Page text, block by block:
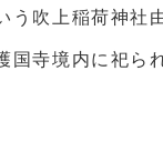
う吹上稲荷神社
寺境内に祀ら